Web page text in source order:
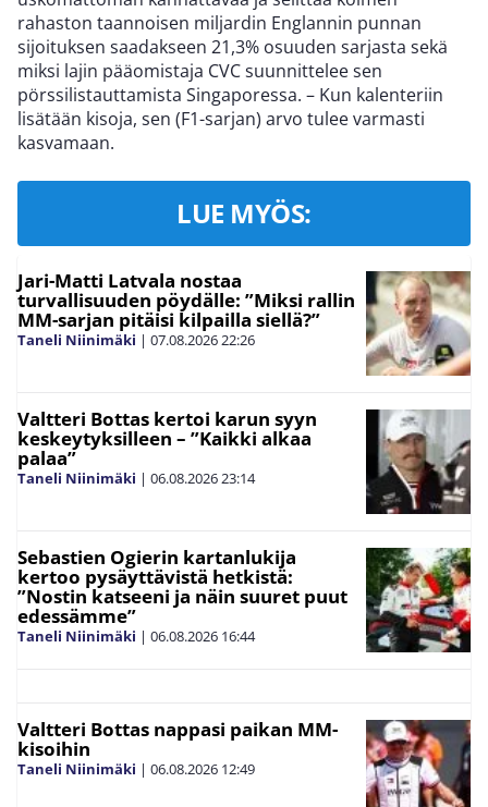
rahaston taannoisen miljardin Englannin punnan
sijoituksen saadakseen 21,3% osuuden sarjasta sekä
miksi lajin pääomistaja CVC suunnittelee sen
pörssilistauttamista Singaporessa. – Kun kalenteriin
lisätään kisoja, sen (F1-sarjan) arvo tulee varmasti
kasvamaan.
LUE MYÖS:
Jari-Matti Latvala nostaa
turvallisuuden pöydälle: ”Miksi rallin
MM-sarjan pitäisi kilpailla siellä?”
Taneli Niinimäki | 07.08.202622:26
Valtteri Bottas kertoi karun syyn
keskeytyksilleen – ”Kaikki alkaa
palaa”
Taneli Niinimäki | 06.08.202623:14
Sebastien Ogierin kartanlukija
kertoo pysäyttävistä hetkistä:
”Nostin katseeni ja näin suuret puut
edessämme”
Taneli Niinimäki | 06.08.2026 16:44
Valtteri Bottas nappasi paikan MM-
kisoihin
Taneli Niinimäki | 06.08.2026 12:49